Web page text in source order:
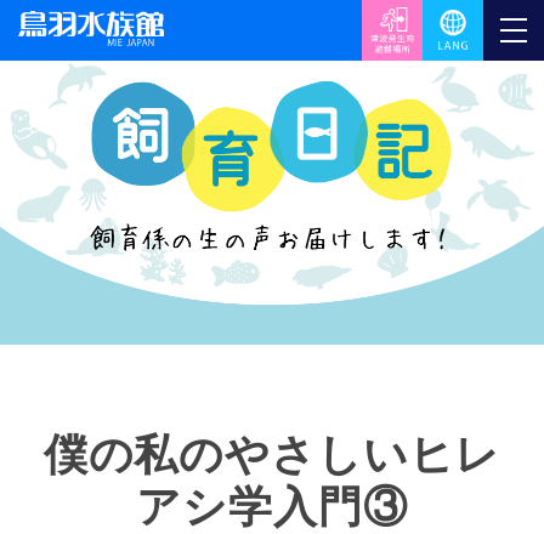
僕の私のやさしいヒレ
アシ学入門③